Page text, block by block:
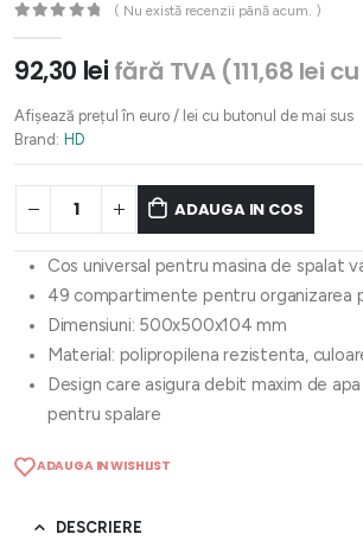
( Nu există recenzii până acum. )
92,30 lei fără TVA (111,68 lei
Afișează prețul în euro / lei cu butonul de mai sus
Brand: HD
ADAUGA IN COS
Cos universal pentru masina de spalat
49 compartimente pentru organizarea
Dimensiuni: 500x500x104 mm
Material: polipropilena rezistenta,
Design care asigura debit maxim de
pentru spalare
ADAUGA IN WISHLIST
DESCRIERE